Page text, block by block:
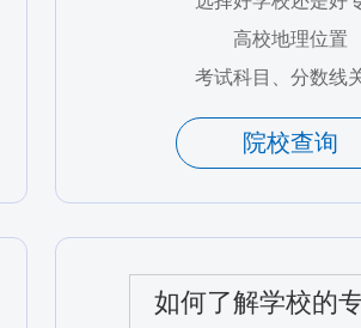
高校地理位置
考试科目、分数线
院校查询
如何了解学校的